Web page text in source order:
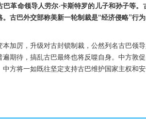
巴革命领导人劳尔·卡斯特罗的儿子和孙子等
。古巴外交部称美新一轮制裁是“经济侵略”行
本加厉，升级对古封锁制裁，公然列名古巴领
遍期待，搞乱古巴最终也将反噬自身。中方敦
中方将一如既往坚定支持古巴维护国家主权和